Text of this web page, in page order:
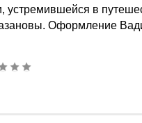
устремившейся в
Оформление